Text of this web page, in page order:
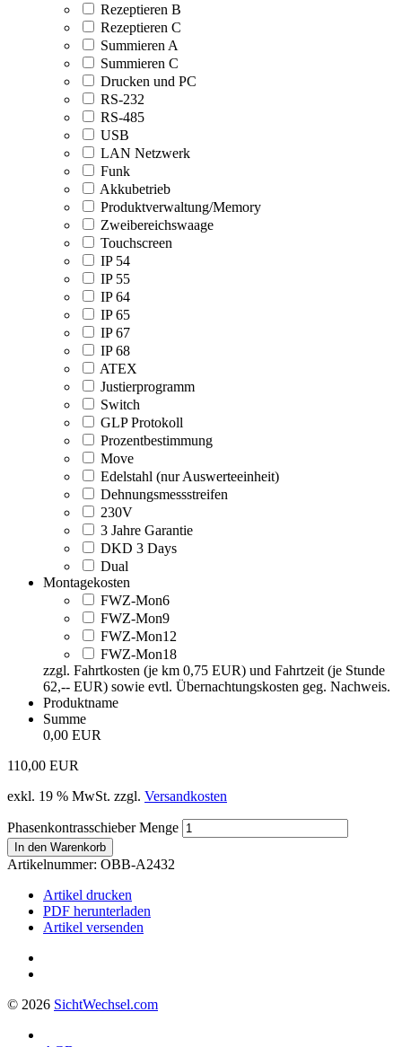
Rezeptieren B
Rezeptieren C
Summieren A
Summieren C
Drucken und PC
RS-232
RS-485
USB
LAN Netzwerk
Funk
Akkubetrieb
Produktverwaltung/Memory
Zweibereichswaage
Touchscreen
IP 54
IP 55
IP 64
IP 65
IP 67
IP 68
ATEX
Justierprogramm
Switch
GLP Protokoll
Prozentbestimmung
Move
Edelstahl (nur Auswerteeinheit)
Dehnungsmessstreifen
230V
3 Jahre Garantie
DKD 3 Days
Dual
Montagekosten
FWZ-Mon6
FWZ-Mon9
FWZ-Mon12
FWZ-Mon18
zzgl. Fahrtkosten (je km 0,75 EUR) und Fahrtzeit (je Stunde
62,-- EUR) sowie evtl. Übernachtungskosten geg. Nachweis.
Produktname
Summe
0,00 EUR
110,00 EUR
exkl. 19 % MwSt. zzgl. Versandkosten
Phasenkontrasschieber Menge
In den Warenkorb
Artikelnummer: OBB-A2432
Artikel drucken
PDF herunterladen
Artikel versenden
© 2026 SichtWechsel.com